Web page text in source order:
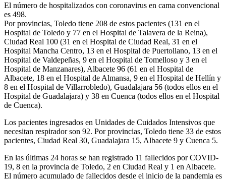
El número de hospitalizados con coronavirus en cama convencional
es 498.
Por provincias, Toledo tiene 208 de estos pacientes (131 en el
Hospital de Toledo y 77 en el Hospital de Talavera de la Reina),
Ciudad Real 100 (31 en el Hospital de Ciudad Real, 31 en el
Hospital Mancha Centro, 13 en el Hospital de Puertollano, 13 en el
Hospital de Valdepeñas, 9 en el Hospital de Tomelloso y 3 en el
Hospital de Manzanares), Albacete 96 (61 en el Hospital de
Albacete, 18 en el Hospital de Almansa, 9 en el Hospital de Hellín y
8 en el Hospital de Villarrobledo), Guadalajara 56 (todos ellos en el
Hospital de Guadalajara) y 38 en Cuenca (todos ellos en el Hospital
de Cuenca).
Los pacientes ingresados en Unidades de Cuidados Intensivos que
necesitan respirador son 92. Por provincias, Toledo tiene 33 de estos
pacientes, Ciudad Real 30, Guadalajara 15, Albacete 9 y Cuenca 5.
En las últimas 24 horas se han registrado 11 fallecidos por COVID-
19, 8 en la provincia de Toledo, 2 en Ciudad Real y 1 en Albacete.
El número acumulado de fallecidos desde el inicio de la pandemia es